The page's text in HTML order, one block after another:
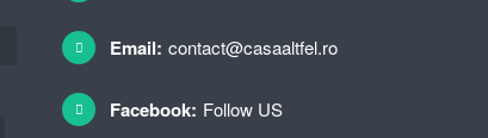
Email: contact@casaaltfel.ro
Facebook: Follow US